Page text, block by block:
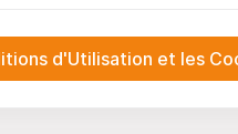
de conception et de
ne peuvent pas être
d'Utilisation et les